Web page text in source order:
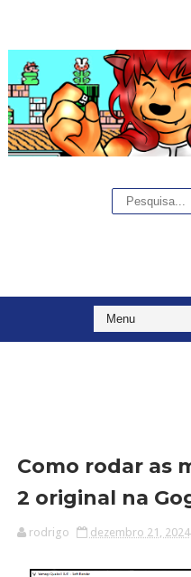
Como rodar as
2 original na
rodrigo dezembro 21, 2024